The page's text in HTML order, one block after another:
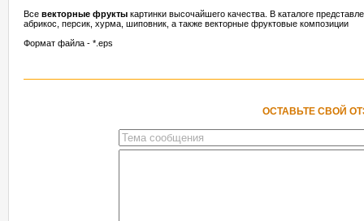
Все векторные фрукты картинки высочайшего качества. В каталоге
абрикос, персик, хурма, шиповник, а также векторные фруктовые композиции
Формат файла - *.eps
ОСТАВЬТЕ СВОЙ